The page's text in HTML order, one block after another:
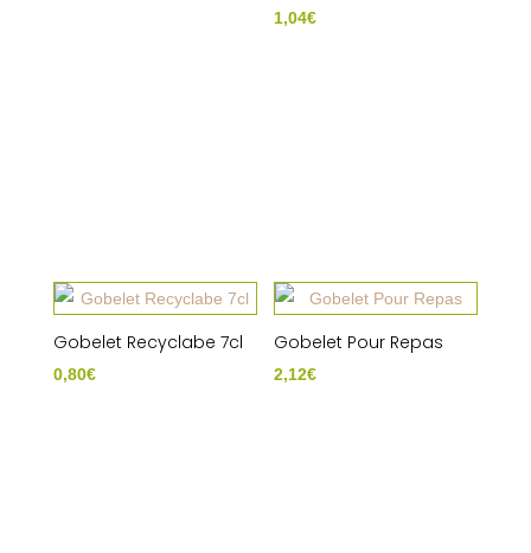
1,04€
Gobelet Recyclabe 7cl
0,80€
Gobelet Pour Repas
2,12€